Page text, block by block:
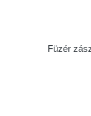
Füzér